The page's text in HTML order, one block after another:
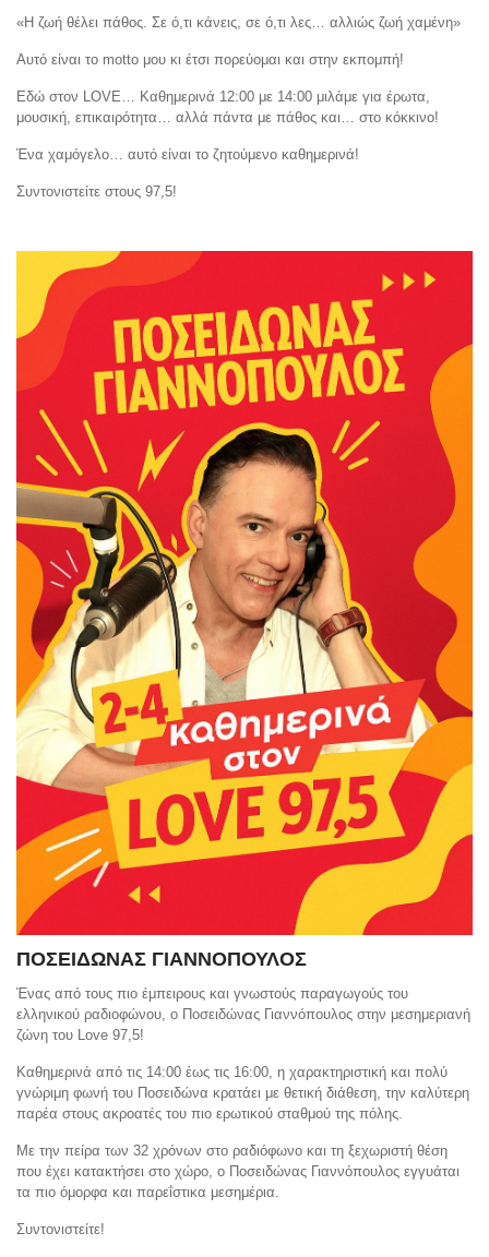
«Η ζωή θέλει πάθος. Σε ό,τι κάνεις, σε ό,τι λες… αλλιώς ζωή χαμένη»
Αυτό είναι το motto μου κι έτσι πορεύομαι και στην εκπομπή!
Εδώ στον LOVE… Καθημερινά 12:00 με 14:00 μιλάμε για έρωτα,
μουσική, επικαιρότητα… αλλά πάντα με πάθος και… στο κόκκινο!
Ένα χαμόγελο… αυτό είναι το ζητούμενο καθημερινά!
Συντονιστείτε στους 97,5!
ΠΟΣΕΙΔΩΝΑΣ ΓΙΑΝΝΟΠΟΥΛΟΣ
Ένας από τους πιο έμπειρους και γνωστούς παραγωγούς του
ελληνικού ραδιοφώνου, ο Ποσειδώνας Γιαννόπουλος στην μεσημεριανή
ζώνη του Love 97,5!
Καθημερινά από τις 14:00 έως τις 16:00, η χαρακτηριστική και πολύ
γνώριμη φωνή του Ποσειδώνα κρατάει με θετική διάθεση, την καλύτερη
παρέα στους ακροατές του πιο ερωτικού σταθμού της πόλης.
Με την πείρα των 32 χρόνων στο ραδιόφωνο και τη ξεχωριστή θέση
που έχει κατακτήσει στο χώρο, ο Ποσειδώνας Γιαννόπουλος εγγυάται
τα πιο όμορφα και παρεΐστικα μεσημέρια.
Συντονιστείτε!